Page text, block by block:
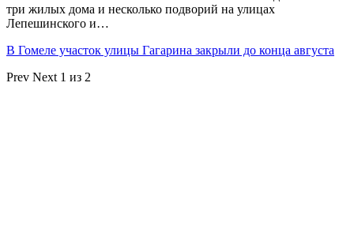
три жилых дома и несколько подворий на улицах
Лепешинского и…
В Гомеле участок улицы Гагарина закрыли до конца августа
Prev Next 1 из 2